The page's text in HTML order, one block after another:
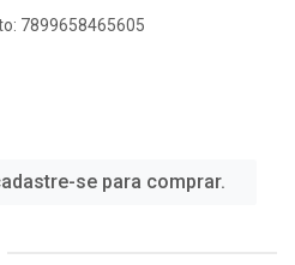
7899658465605
se para comprar.